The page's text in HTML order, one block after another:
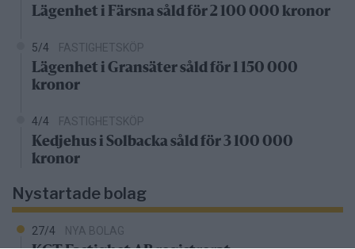
Lägenhet i Färsna såld för 2 100 000 kronor
5/4 FASTIGHETSKÖP
Lägenhet i Gransäter såld för 1 150 000
kronor
4/4 FASTIGHETSKÖP
Kedjehus i Solbacka såld för 3 100 000
kronor
Nystartade bolag
27/4 NYA BOLAG